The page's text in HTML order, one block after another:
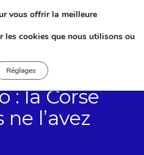
: la Corse
l’avez
vous offrir la meilleure
les cookies que nous utilisons ou
Réglages